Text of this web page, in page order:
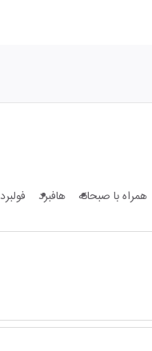
همراه با صبحانه هافبرد فولبرد